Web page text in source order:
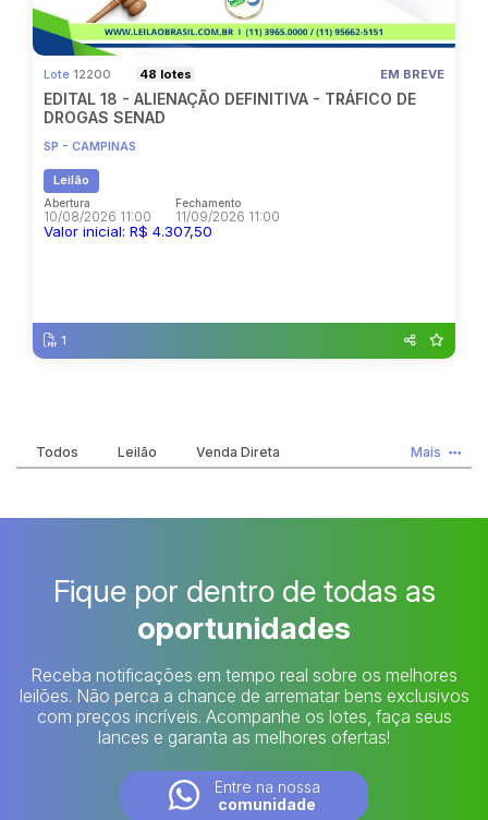
Pesquisar
Lote 12200 48 lotes EM BREVE
EDITAL 18 - ALIENAÇÃO DEFINITIVA - TRÁFICO DE
DROGAS SENAD
SP - CAMPINAS
Leilão
Abertura
10/08/2026 11:00
Fechamento
11/09/2026 11:00
Valor inicial: R$ 4.307,50
1
Todos Leilão Venda Direta Mais
Fique por dentro de todas as
oportunidades
Receba notificações em tempo real sobre os melhores
leilões. Não perca a chance de arrematar bens exclusivos
com preços incríveis. Acompanhe os lotes, faça seus
lances e garanta as melhores ofertas!
Entre na nossa
comunidade